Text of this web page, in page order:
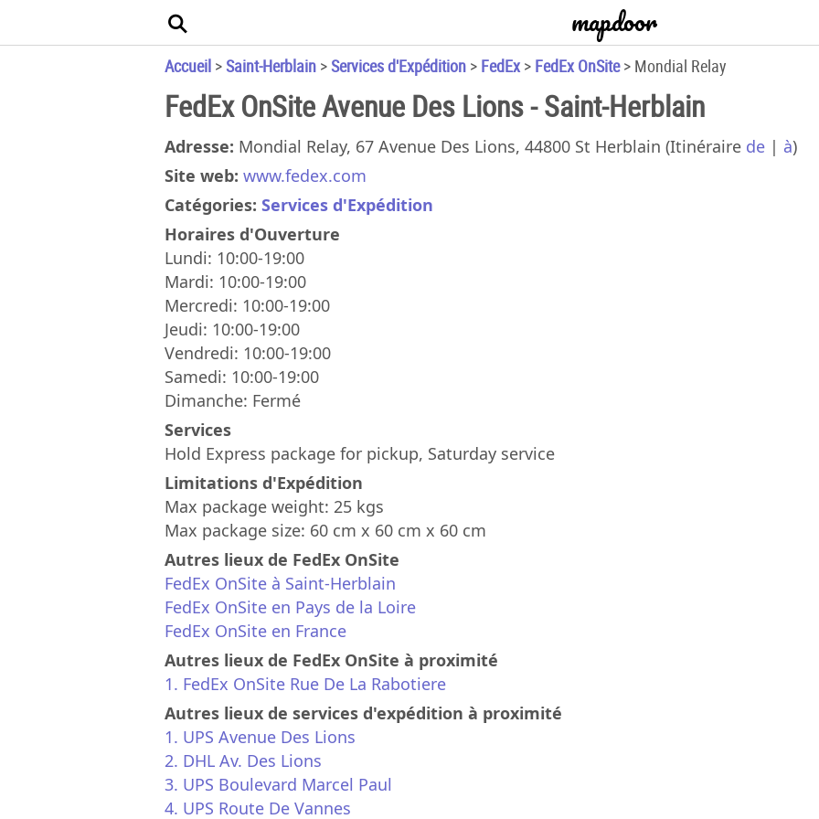
mapdoor
Accueil >Saint-Herblain >Services d'Expédition > FedEx> FedEx OnSite> Mondial Relay
FedEx OnSite Avenue Des Lions - Saint-Herblain
Adresse: Mondial Relay, 67 Avenue Des Lions, 44800 St Herblain (Itinéraire de | à)
Site web: www.fedex.com
Catégories: Services d'Expédition
Horaires d'Ouverture
Lundi: 10:00-19:00
Mardi: 10:00-19:00
Mercredi: 10:00-19:00
Jeudi: 10:00-19:00
Vendredi: 10:00-19:00
Samedi: 10:00-19:00
Dimanche: Fermé
Services
Hold Express package for pickup, Saturday service
Limitations d'Expédition
Max package weight: 25 kgs
Max package size: 60 cm x 60 cm x 60 cm
Autres lieux de FedEx OnSite
FedEx OnSite à Saint-Herblain
FedEx OnSite en Pays de la Loire
FedEx OnSite en France
Autres lieux de FedEx OnSite à proximité
1. FedEx OnSite Rue De La Rabotiere
Autres lieux de services d'expédition à proximité
1. UPS Avenue Des Lions
2. DHL Av. Des Lions
3. UPS Boulevard Marcel Paul
4. UPS Route De Vannes